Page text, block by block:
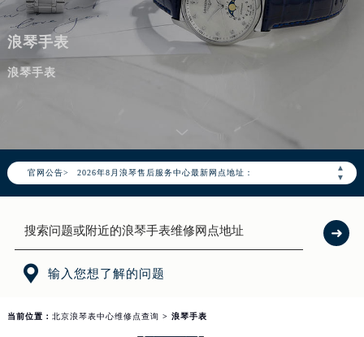
浪琴手表
浪琴手表
官网公告>
▲
▼
2026年8月浪琴售后服务中心最新网点地址：
北京市东城区东长安街1号东方广场写字楼W3座6层602室（需提前预约）
北京市东城区东长安街1号王府井东方广场W3座6层602室浪琴售后服务中心（需提前预约）
 输入您想了解的问题
当前位置： 北京浪琴表中心维修点查询 > 浪琴手表